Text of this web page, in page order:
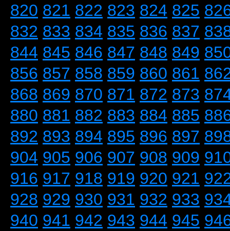
820 821 822 823 824 825
832 833 834 835 836 837
844 845 846 847 848 849
856 857 858 859 860 861
868 869 870 871 872 873
880 881 882 883 884 885
892 893 894 895 896 897
904 905 906 907 908 909
916 917 918 919 920 921
928 929 930 931 932 933
940 941 942 943 944 945